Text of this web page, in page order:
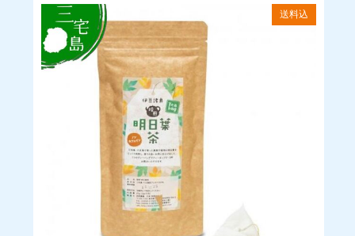
【備考】
お客様のご利用状況等によってクレジットカードがご利用いた
だけない場合、ご注文をキャンセルいたします。
ご注文の際にお客様の本人確認(電話確認等)をお願いする場合も
お客様と異なる名義のクレジットカードはご利用いただけませ
システム上、クレジットカード利用控えは発行しておりませ
■キャンセルや返品・返金について
当店では商品に欠陥がある場合を除
送料込